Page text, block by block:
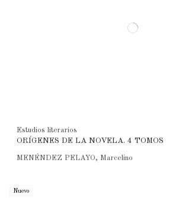
Estudios literarios
ORÍGENES DE LA NOVELA. 4 TOMOS
MENÉNDEZ PELAYO, Marcelino
Nuevo